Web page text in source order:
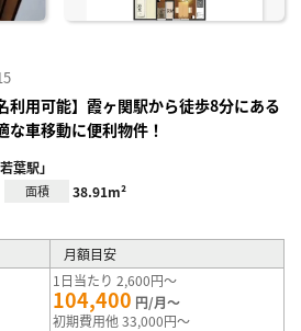
利用可能】霞ヶ関駅から徒歩8分にある
車移動に便利物件！
葉駅」
面積 38.91m²
月額目安
1日当たり 2,600円～
104,400 円/月～
初期費用他 33,000円～